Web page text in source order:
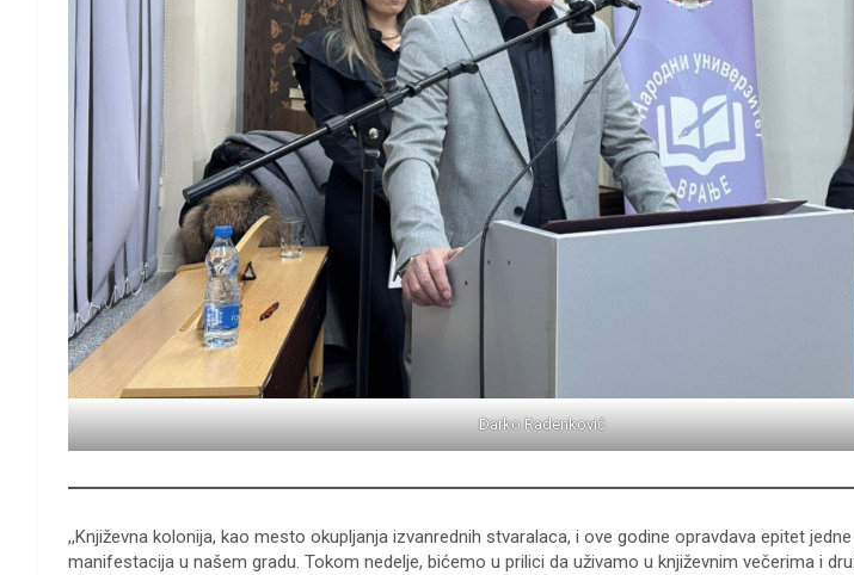
Darko Radenković
,,Književna kolonija, kao mesto okupljanja izvanrednih stvaralaca, i ove godine opravdava epitet
manifestacija u našem gradu. Tokom nedelje, bićemo u prilici da uživamo u književnim večerima i